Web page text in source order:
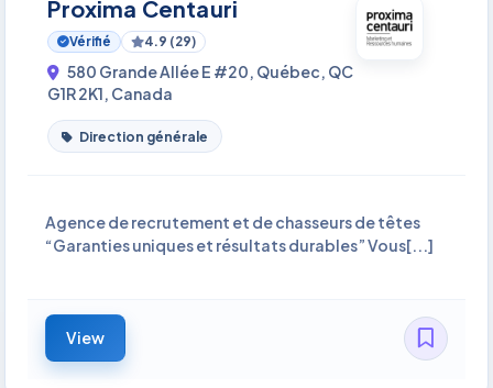
Proxima Centauri
Vérifié 4.9 (29)
580 Grande Allée E #20, Québec, QC
G1R 2K1, Canada
Direction générale
Agence de recrutement et de chasseurs de têtes
“Garanties uniques et résultats durables” Vous[...]
View